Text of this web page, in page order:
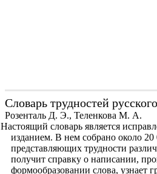
Словарь трудностей
Розенталь Д. Э., Теленкова М. А.
Настоящий словарь является
изданием. В нем собрано около 20
представляющих трудности
получит справку о написании,
формообразовании слова, узнает